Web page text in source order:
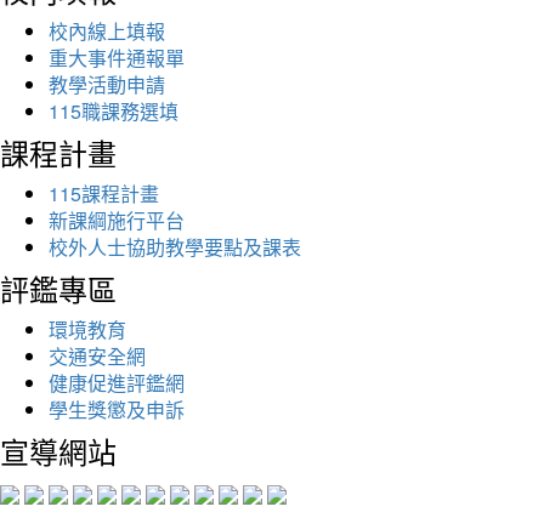
校內線上填報
重大事件通報單
教學活動申請
115職課務選填
課程計畫
115課程計畫
新課綱施行平台
校外人士協助教學要點及課表
評鑑專區
環境教育
交通安全網
健康促進評鑑網
學生獎懲及申訴
宣導網站